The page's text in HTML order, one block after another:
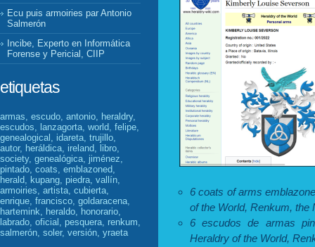
Ecu puis armoiries par Antonio
Salmerón
Incibe, Experto en Informática
Forense y Pericial, CIIP
etiquetas
armas, escudo, antonio, heraldry,
escudos, lanzagorta, world, felipe,
genealogical, idareta, trujillo,
autor, heráldica, ireland, libro,
society, genealógica, jiménez,
pintado, coats, emblazoned,
herald, kupang, piedra, vallín,
armoiries, artista, cubierta,
enrique, francisco, goldaracena,
hartemink, heraldo, honorario,
labrado, oficial, pesquera, renkum,
salmerón, soler, versión, yraeta
6 coats of arms
of the World, Renkum, the
6 escudos de armas
Heraldry of the World,